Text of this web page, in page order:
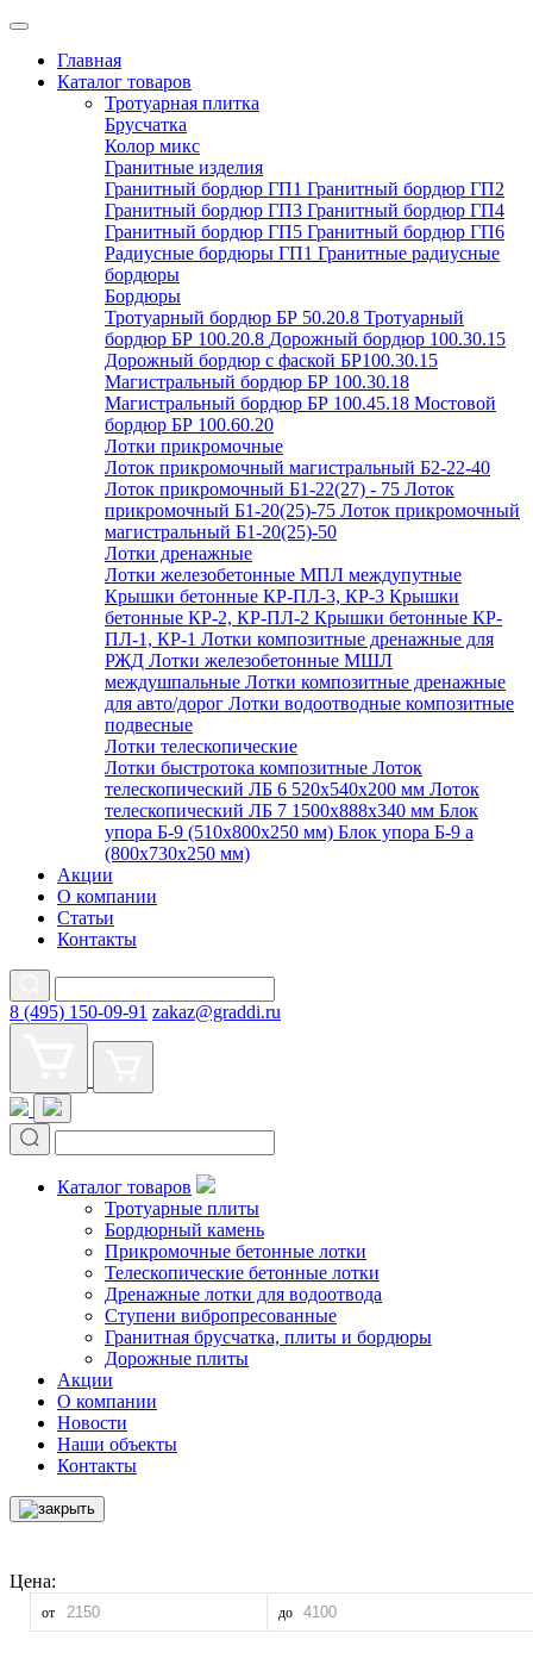
Главная
Каталог товаров
Тротуарная плитка
Брусчатка
Колор микс
Гранитные изделия
Гранитный бордюр ГП1 Гранитный бордюр ГП2
Гранитный бордюр ГП3 Гранитный бордюр ГП4
Гранитный бордюр ГП5 Гранитный бордюр ГП6
Радиусные бордюры ГП1 Гранитные радиусные
бордюры
Бордюры
Тротуарный бордюр БР 50.20.8 Тротуарный
бордюр БР 100.20.8 Дорожный бордюр 100.30.15
Дорожный бордюр с фаской БР100.30.15
Магистральный бордюр БР 100.30.18
Магистральный бордюр БР 100.45.18 Мостовой
бордюр БР 100.60.20
Лотки прикромочные
Лоток прикромочный магистральный Б2-22-40
Лоток прикромочный Б1-22(27) - 75 Лоток
прикромочный Б1-20(25)-75 Лоток прикромочный
магистральный Б1-20(25)-50
Лотки дренажные
Лотки железобетонные МПЛ междупутные
Крышки бетонные КР-ПЛ-3, КР-3 Крышки
бетонные КР-2, КР-ПЛ-2 Крышки бетонные КР-
ПЛ-1, КР-1 Лотки композитные дренажные для
РЖД Лотки железобетонные МШЛ
междушпальные Лотки композитные дренажные
для авто/дорог Лотки водоотводные композитные
подвесные
Лотки телескопические
Лотки быстротока композитные Лоток
телескопический ЛБ 6 520х540х200 мм Лоток
телескопический ЛБ 7 1500х888х340 мм Блок
упора Б-9 (510х800х250 мм) Блок упора Б-9 а
(800х730х250 мм)
Акции
О компании
Статьи
Контакты
8 (495) 150-09-91 zakaz@graddi.ru
Каталог товаров
Тротуарные плиты
Бордюрный камень
Прикромочные бетонные лотки
Телескопические бетонные лотки
Дренажные лотки для водоотвода
Ступени вибропресованные
Гранитная брусчатка, плиты и бордюры
Дорожные плиты
Акции
О компании
Новости
Наши объекты
Контакты
Цена:
от до